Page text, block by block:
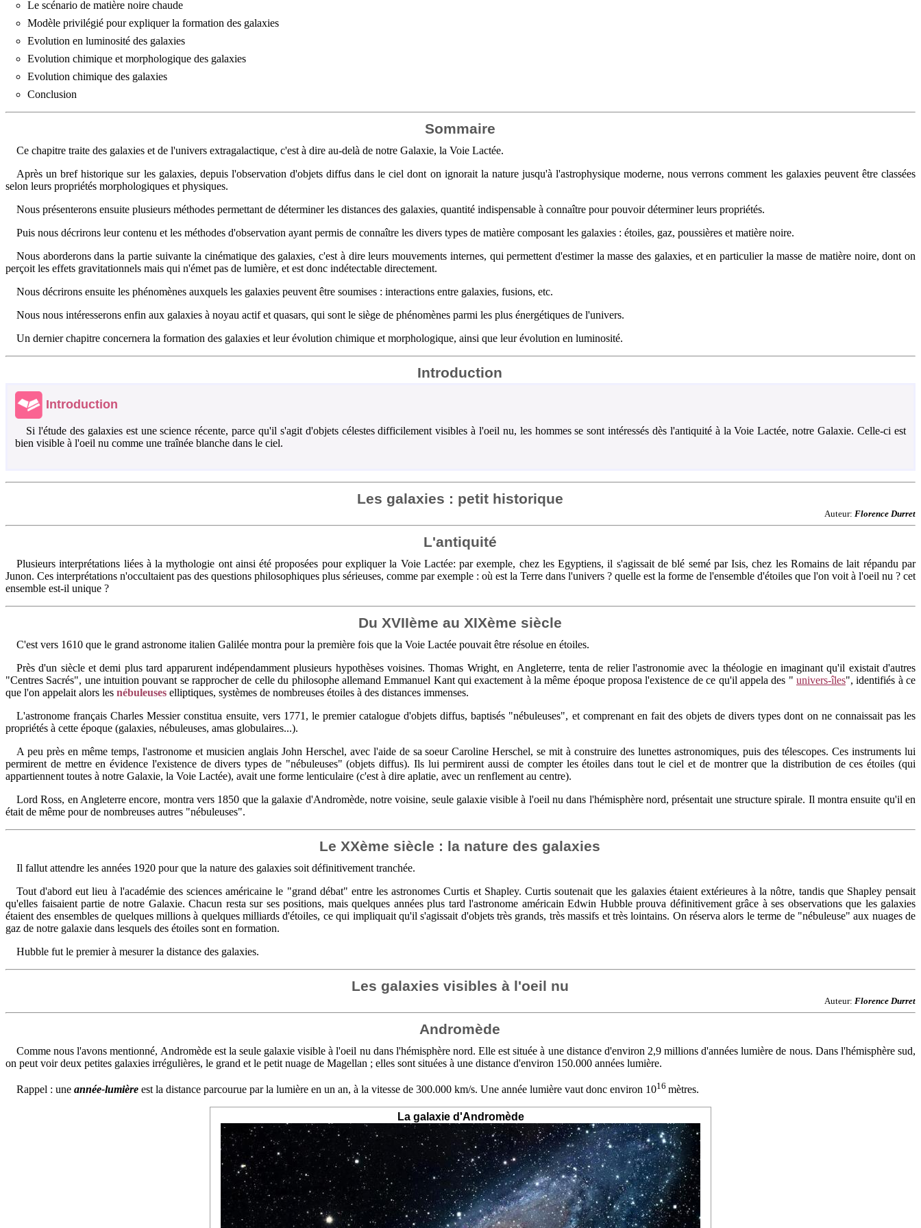
Le scénario de matière noire chaude
Modèle privilégié pour expliquer la formation des galaxies
Evolution en luminosité des galaxies
Evolution chimique et morphologique des galaxies
Evolution chimique des galaxies
Conclusion
Sommaire
Ce chapitre traite des galaxies et de l'univers extragalactique, c'est à dire au-delà de notre Galaxie, la Voie Lactée.
Après un bref historique sur les galaxies, depuis l'observation d'objets diffus dans le ciel dont on ignorait la nature jusqu'à l'astrophysique moderne, nous verrons comment les galaxies peuvent être classées
selon leurs propriétés morphologiques et physiques.
Nous présenterons ensuite plusieurs méthodes permettant de déterminer les distances des galaxies, quantité indispensable à connaître pour pouvoir déterminer leurs propriétés.
Puis nous décrirons leur contenu et les méthodes d'observation ayant permis de connaître les divers types de matière composant les galaxies : étoiles, gaz, poussières et matière noire.
Nous aborderons dans la partie suivante la cinématique des galaxies, c'est à dire leurs mouvements internes, qui permettent d'estimer la masse des galaxies, et en particulier la masse de matière noire, dont on
perçoit les effets gravitationnels mais qui n'émet pas de lumière, et est donc indétectable directement.
Nous décrirons ensuite les phénomènes auxquels les galaxies peuvent être soumises : interactions entre galaxies, fusions, etc.
Nous nous intéresserons enfin aux galaxies à noyau actif et quasars, qui sont le siège de phénomènes parmi les plus énergétiques de l'univers.
Un dernier chapitre concernera la formation des galaxies et leur évolution chimique et morphologique, ainsi que leur évolution en luminosité.
Introduction
Introduction
Si l'étude des galaxies est une science récente, parce qu'il s'agit d'objets célestes difficilement visibles à l'oeil nu, les hommes se sont intéressés dès l'antiquité à la Voie Lactée, notre Galaxie. Celle-ci est
bien visible à l'oeil nu comme une traînée blanche dans le ciel.
Les galaxies : petit historique
Auteur: Florence Durret
L'antiquité
Plusieurs interprétations liées à la mythologie ont ainsi été proposées pour expliquer la Voie Lactée: par exemple, chez les Egyptiens, il s'agissait de blé semé par Isis, chez les Romains de lait répandu par
Junon. Ces interprétations n'occultaient pas des questions philosophiques plus sérieuses, comme par exemple : où est la Terre dans l'univers ? quelle est la forme de l'ensemble d'étoiles que l'on voit à l'oeil nu ? cet
ensemble est-il unique ?
Du XVIIème au XIXème siècle
C'est vers 1610 que le grand astronome italien Galilée montra pour la première fois que la Voie Lactée pouvait être résolue en étoiles.
Près d'un siècle et demi plus tard apparurent indépendamment plusieurs hypothèses voisines. Thomas Wright, en Angleterre, tenta de relier l'astronomie avec la théologie en imaginant qu'il existait d'autres
"Centres Sacrés", une intuition pouvant se rapprocher de celle du philosophe allemand Emmanuel Kant qui exactement à la même époque proposa l'existence de ce qu'il appela des " univers-îles", identifiés à ce
que l'on appelait alors les nébuleuses elliptiques, systèmes de nombreuses étoiles à des distances immenses.
L'astronome français Charles Messier constitua ensuite, vers 1771, le premier catalogue d'objets diffus, baptisés "nébuleuses", et comprenant en fait des objets de divers types dont on ne connaissait pas les
propriétés à cette époque (galaxies, nébuleuses, amas globulaires...).
A peu près en même temps, l'astronome et musicien anglais John Herschel, avec l'aide de sa soeur Caroline Herschel, se mit à construire des lunettes astronomiques, puis des télescopes. Ces instruments lui
permirent de mettre en évidence l'existence de divers types de "nébuleuses" (objets diffus). Ils lui permirent aussi de compter les étoiles dans tout le ciel et de montrer que la distribution de ces étoiles (qui
appartiennent toutes à notre Galaxie, la Voie Lactée), avait une forme lenticulaire (c'est à dire aplatie, avec un renflement au centre).
Lord Ross, en Angleterre encore, montra vers 1850 que la galaxie d'Andromède, notre voisine, seule galaxie visible à l'oeil nu dans l'hémisphère nord, présentait une structure spirale. Il montra ensuite qu'il en
était de même pour de nombreuses autres "nébuleuses".
Le XXème siècle : la nature des galaxies
Il fallut attendre les années 1920 pour que la nature des galaxies soit définitivement tranchée.
Tout d'abord eut lieu à l'académie des sciences américaine le "grand débat" entre les astronomes Curtis et Shapley. Curtis soutenait que les galaxies étaient extérieures à la nôtre, tandis que Shapley pensait
qu'elles faisaient partie de notre Galaxie. Chacun resta sur ses positions, mais quelques années plus tard l'astronome américain Edwin Hubble prouva définitivement grâce à ses observations que les galaxies
étaient des ensembles de quelques millions à quelques milliards d'étoiles, ce qui impliquait qu'il s'agissait d'objets très grands, très massifs et très lointains. On réserva alors le terme de "nébuleuse" aux nuages de
gaz de notre galaxie dans lesquels des étoiles sont en formation.
Hubble fut le premier à mesurer la distance des galaxies.
Les galaxies visibles à l'oeil nu
Auteur: Florence Durret
Andromède
Comme nous l'avons mentionné, Andromède est la seule galaxie visible à l'oeil nu dans l'hémisphère nord. Elle est située à une distance d'environ 2,9 millions d'années lumière de nous. Dans l'hémisphère sud,
on peut voir deux petites galaxies irrégulières, le grand et le petit nuage de Magellan ; elles sont situées à une distance d'environ 150.000 années lumière.
Rappel : une année-lumière est la distance parcourue par la lumière en un an, à la vitesse de 300.000 km/s. Une année lumière vaut donc environ 1016 mètres.
La galaxie d'Andromède